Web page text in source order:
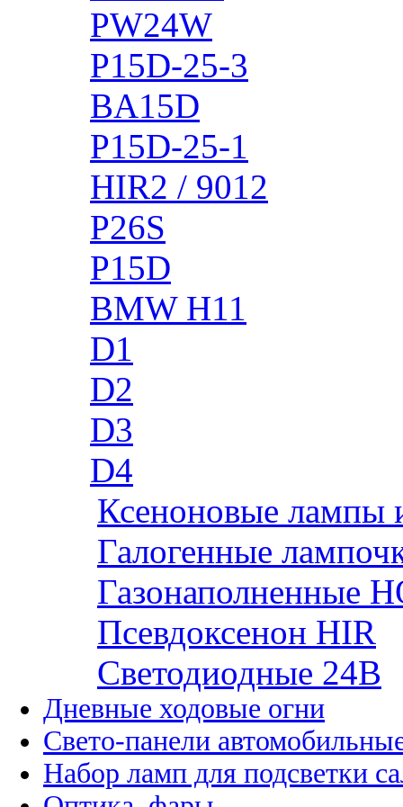
PW24W
P15D-25-3
BA15D
P15D-25-1
HIR2 / 9012
P26S
P15D
BMW H11
D1
D2
D3
D4
Ксеноновые лампы
Галогенные
Газонаполненные
Псевдоксенон HIR
Cветодиодные 24B
Дневные ходовые огни
Свето-панели
Набор ламп для подсветки